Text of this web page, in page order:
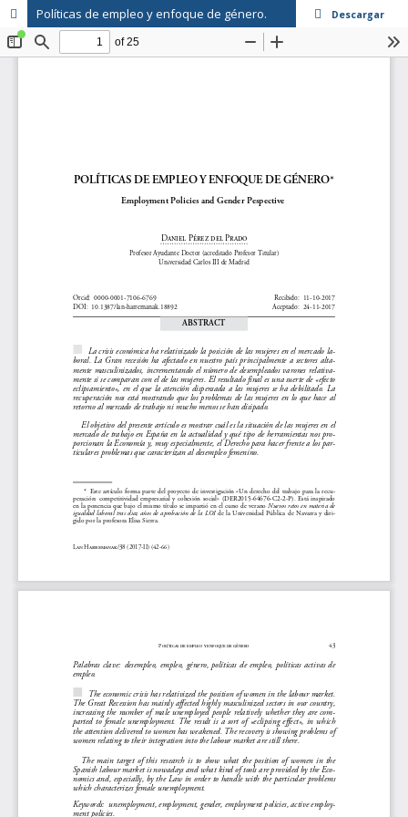
Políticas de empleo y enfoque de género. Descargar